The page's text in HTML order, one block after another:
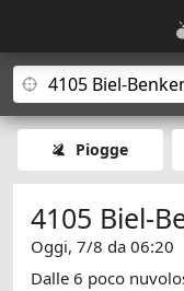
Piogge
4105 Biel-
Oggi, 7/8 da 06:20
Dalle 6 poco